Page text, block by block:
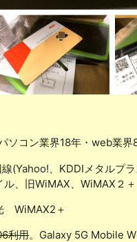
ソコン業界18年・web業界
(Yahoo!、KDDIメタルプ
、旧WiMAX、WiMAX２＋
WiMAX2＋
利用。Galaxy 5G Mobile